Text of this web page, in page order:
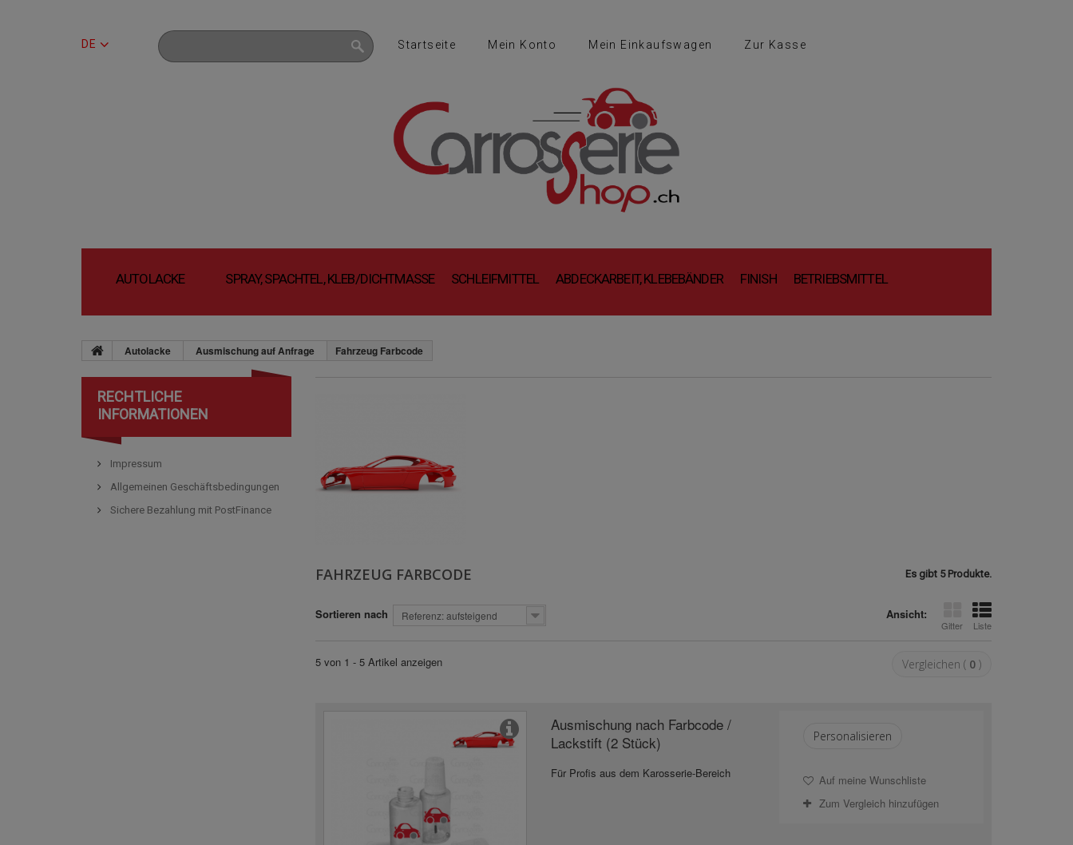
DE Startseite Mein Konto Mein Einkaufswagen Zur Kasse
AUTOLACKE SPRAY, SPACHTEL, KLEB/DICHTMASSE SCHLEIFMITTEL ABDECKARBEIT, KLEBEBÄNDER FINISH BETRIEBSMITTEL
Autolacke Ausmischung auf Anfrage Fahrzeug Farbcode
FAHRZEUG FARBCODE Es gibt 5 Produkte.
Ansicht:
Gitter Liste
Sortieren nach Referenz: aufsteigend
Vergleichen ( 0 )
5 von 1 - 5 Artikel anzeigen
Ausmischung nach Farbcode /
Lackstift (2 Stück)
Für Profis aus dem Karosserie-Bereich
Personalisieren
Auf meine Wunschliste
Zum Vergleich hinzufügen
RECHTLICHE
INFORMATIONEN
Impressum
Allgemeinen Geschäftsbedingungen
Sichere Bezahlung mit PostFinance